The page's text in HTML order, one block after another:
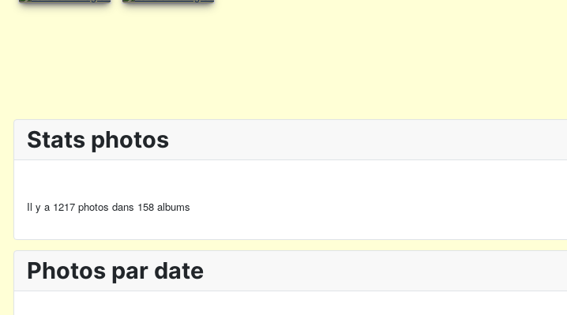
Stats photos
Il y a 1217 photos dans 158 albums
Photos par date